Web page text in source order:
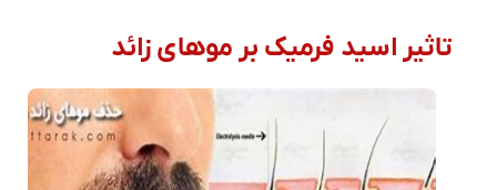
تاثیر اسید فرمیک بر موهای زائد